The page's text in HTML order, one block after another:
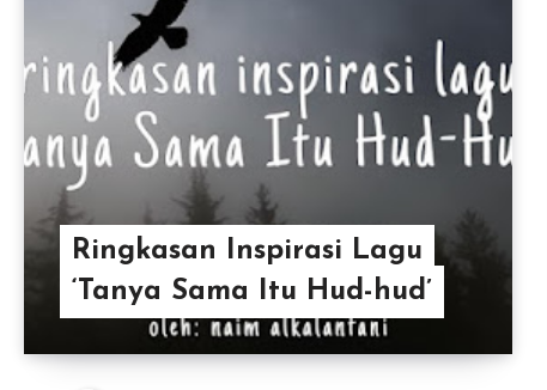
Ringkasan Inspirasi Lagu
‘Tanya Sama Itu Hud-hud’